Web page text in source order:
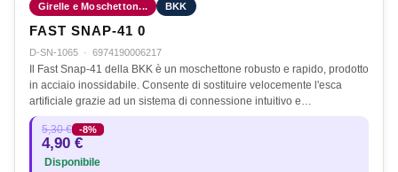
Girelle e Moschetton... BKK
FAST SNAP-41 0
D-SN-1065 · 6974190006217
Il Fast Snap-41 della BKK è un moschettone robusto e rapido, prodotto
in acciaio inossidabile. Consente di sostituire velocemente l'esca
artificiale grazie ad un sistema di connessione intuitivo e…
5,30 € -8%
4,90 €
Disponibile